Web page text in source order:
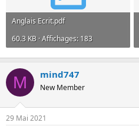
Anglais Ecrit.pdf
60.3 KB · Affichages: 183
M mind747
New Member
29 Mai 2021